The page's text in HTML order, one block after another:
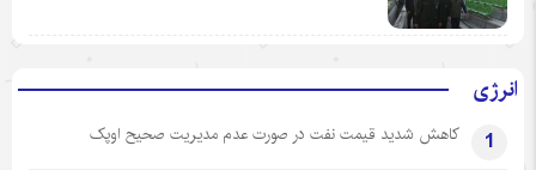
انرژی
1 کاهش شدید قیمت نفت در صورت عدم مدیریت صحیح اوپک